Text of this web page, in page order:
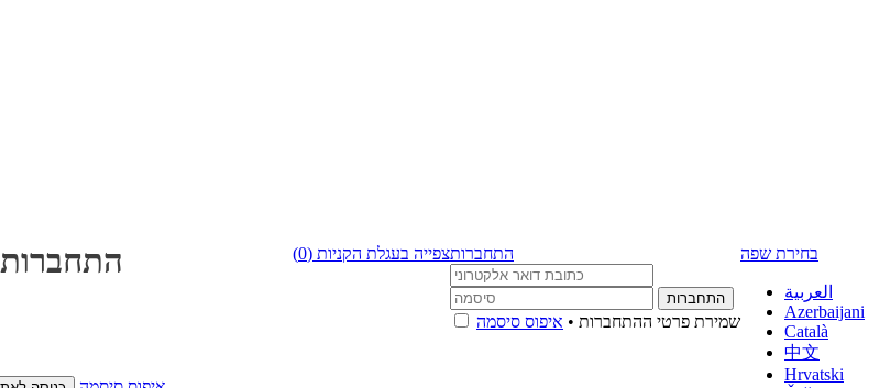
בחירת שפה
العربية
Azerbaijani
Català
中文
Hrvatski
התחברות
שמירת פרטי ההתחברות • איפוס סיסמה
צפייה בעגלת הקניות (0
) התחברות